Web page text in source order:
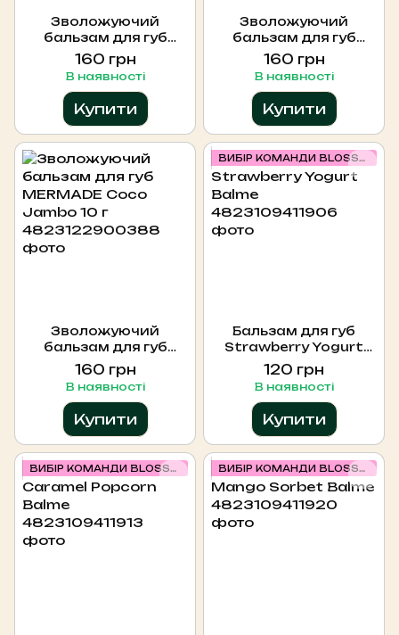
Зволожуючий
бальзам для губ
MERMADE What a
melon 10 г
160 грн
В наявності
Купити
Зволожуючий
бальзам для губ
MERMADE
Champagne / Cheers
160 грн
В наявності
Купити
Зволожуючий
бальзам для губ
MERMADE Coco
Jambo 10 г
160 грн
В наявності
Купити
ВИБІР КОМАНДИ BLOSSOM
Бальзам для губ
Strawberry Yogurt
Balme
120 грн
В наявності
Купити
ВИБІР КОМАНДИ BLOSSOM ВИБІР КОМАНДИ BLOSSOM